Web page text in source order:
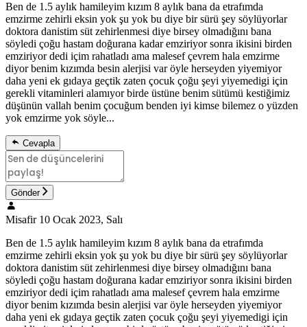
Ben de 1.5 aylık hamileyim kızım 8 aylık bana da etrafımda
emzirme zehirli eksin yok şu yok bu diye bir sürü şey söylüyorlar
doktora danistim süt zehirlenmesi diye birsey olmadığını bana
söyledi çoğu hastam doğurana kadar emziriyor sonra ikisini birden
emziriyor dedi içim rahatladı ama malesef çevrem hala emzirme
diyor benim kızımda besin alerjisi var öyle herseyden yiyemiyor
daha yeni ek gıdaya geçtik zaten çocuk çoğu şeyi yiyemedigi için
gerekli vitaminleri alamıyor birde üstüne benim sütümü kestiğimiz
düşünün vallah benim çocuğum benden iyi kimse bilemez o yüzden
yok emzirme yok söyle...
Cevapla
Gönder
Misafir 10 Ocak 2023, Salı
Ben de 1.5 aylık hamileyim kızım 8 aylık bana da etrafımda
emzirme zehirli eksin yok şu yok bu diye bir sürü şey söylüyorlar
doktora danistim süt zehirlenmesi diye birsey olmadığını bana
söyledi çoğu hastam doğurana kadar emziriyor sonra ikisini birden
emziriyor dedi içim rahatladı ama malesef çevrem hala emzirme
diyor benim kızımda besin alerjisi var öyle herseyden yiyemiyor
daha yeni ek gıdaya geçtik zaten çocuk çoğu şeyi yiyemedigi için